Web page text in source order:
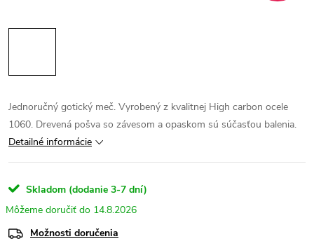
Jednoručný gotický meč. Vyrobený z kvalitnej High carbon ocele
1060. Drevená pošva so závesom a opaskom sú súčasťou balenia.
Detailné informácie
Skladom (dodanie 3-7 dní)
14.8.2026
Možnosti doručenia